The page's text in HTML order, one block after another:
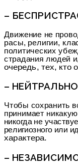
–
Движение не
расы, религии,
политических
страдания людей
очередь, тех, кто
–
Чтобы сохранить
принимает
никогда не
религиозного или
характера.
–